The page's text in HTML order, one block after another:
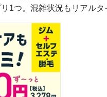
1つ。混雑状況もリアル